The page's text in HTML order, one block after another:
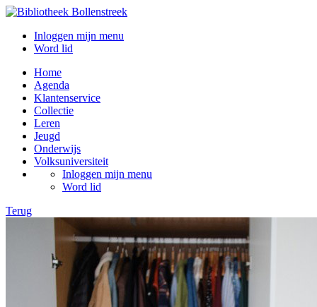
Inloggen mijn menu
Word lid
Home
Agenda
Klantenservice
Collectie
Leren
Jeugd
Onderwijs
Volksuniversiteit
Inloggen mijn menu
Word lid
Terug